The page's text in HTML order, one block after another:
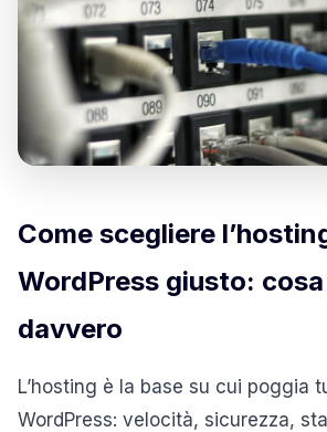
Come scegliere
WordPress giusto:
davvero
L’hosting è la base su cui poggia
WordPress: velocità, sicurezza,